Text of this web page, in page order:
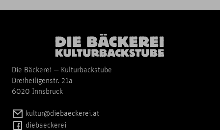
Die Bäckerei — Kulturbackstube
Dreiheiligenstr. 21a
6020 Innsbruck
kultur@diebaeckerei.at
diebaeckerei